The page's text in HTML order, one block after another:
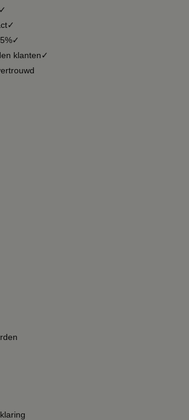
klanten✓